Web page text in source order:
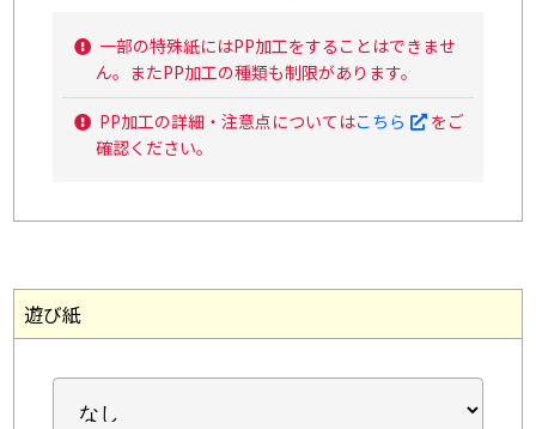
一部の特殊紙にはPP加工をすることはできませ
ん。またPP加工の種類も制限があります。
PP加工の詳細・注意点についてはこちら
をご
確認ください。
遊び紙